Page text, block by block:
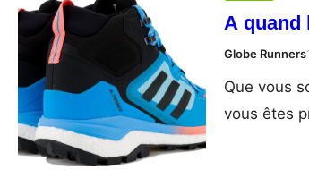
A quand
Globe Runners
Que vous
vous êtes